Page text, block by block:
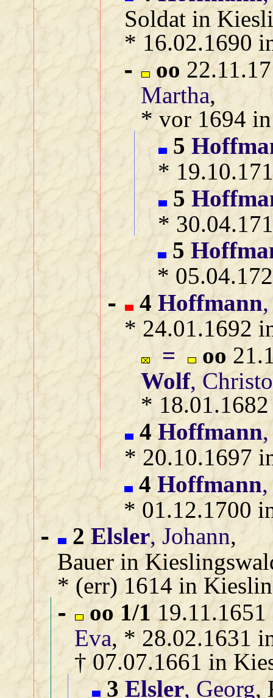
Soldat in
* 16.02.1690
- oo
Martha,
* vor 1694 in
5
*
5
*
5
*
- 4 Hoffmann
* 24.01.1692
=
oo
Wolf,
*
4 Hoffmann
* 20.10.1697
4 Hoffmann
* 01.12.1700
- 2 Elsler, Johann,
Bauer in
* (err) 1614 in
- oo 1/1
Eva, * 28.02.1631
† 07.07.1661 in
3 Elsler, Georg,